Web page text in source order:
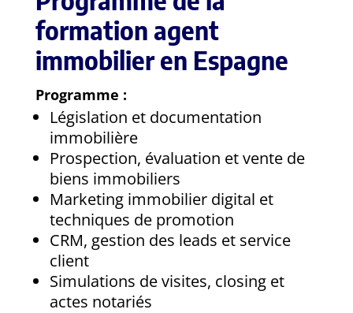
formation agent
immobilier en Espagne
Programme :
Législation et documentation
immobilière
Prospection, évaluation et vente de
biens immobiliers
Marketing immobilier digital et
techniques de promotion
CRM, gestion des leads et service
client
Simulations de visites, closing et
actes notariés